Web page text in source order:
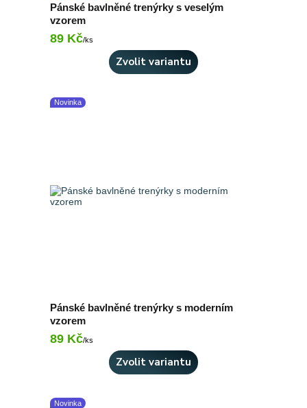
Pánské bavlněné trenýrky s veselým
vzorem
89 Kč/ks
Zvolit variantu
Novinka
Pánské bavlněné trenýrky s moderním
vzorem
89 Kč/ks
Zvolit variantu
Novinka